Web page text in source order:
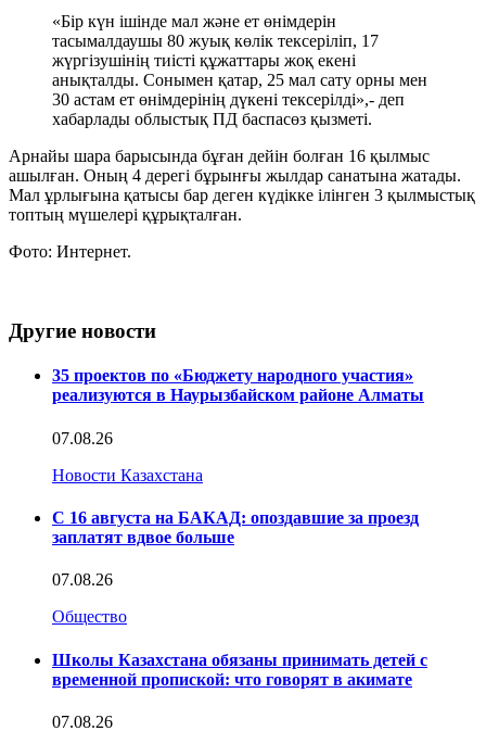
«Бір күн ішінде мал және ет өнімдерін
тасымалдаушы 80 жуық көлік тексеріліп, 17
жүргізушінің тиісті құжаттары жоқ екені
анықталды. Сонымен қатар, 25 мал сату орны мен
30 астам ет өнімдерінің дүкені тексерілді»,- деп
хабарлады облыстық ПД баспасөз қызметі.
Арнайы шара барысында бұған дейін болған 16 қылмыс
ашылған. Оның 4 дерегі бұрынғы жылдар санатына жатады.
Мал ұрлығына қатысы бар деген күдікке ілінген 3 қылмыстық
топтың мүшелері құрықталған.
Фото: Интернет.
Другие новости
35 проектов по «Бюджету народного участия»
реализуются в Наурызбайском районе Алматы
07.08.26
Новости Казахстана
С 16 августа на БАКАД: опоздавшие за проезд
заплатят вдвое больше
07.08.26
Общество
Школы Казахстана обязаны принимать детей с
временной пропиской: что говорят в акимате
07.08.26